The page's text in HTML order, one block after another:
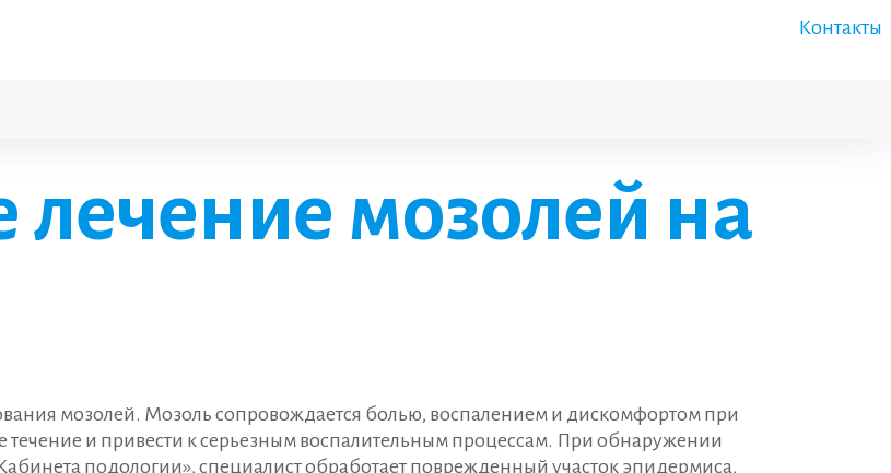
Контакты
мозолей на
мозолей. Мозоль сопровождается болью, воспалением и дискомфортом при
и привести к серьезным воспалительным процессам. При обнаружении
подологии», специалист обработает поврежденный участок эпидермиса,